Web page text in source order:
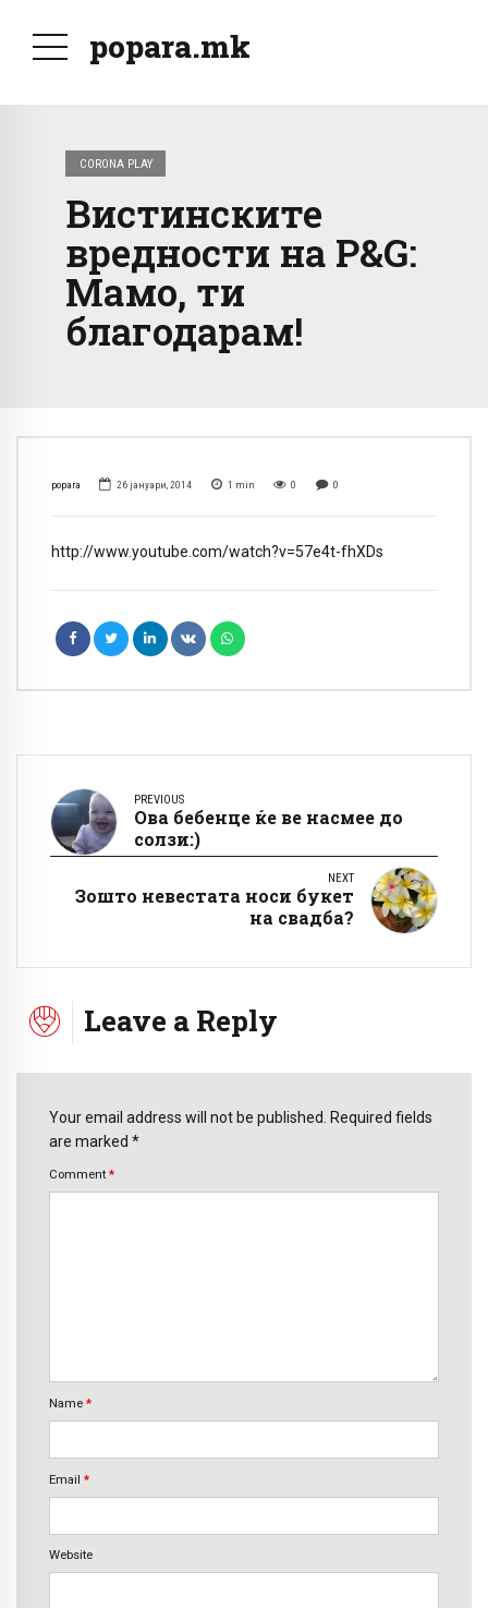
popara.mk
CORONA PLAY
Вистинските
вредности на P&G:
Мамо, ти
благодарам!
popara 26 јануари, 2014 1 min 0 0
http://www.youtube.com/watch?v=57e4t-fhXDs
PREVIOUS
Ова бебенце ќе ве насмее до
солзи:)
NEXT
Зошто невестата носи букет
на свадба?
Leave a Reply
Your email address will not be published. Required fields
are marked *
Comment *
Name *
Email *
Website